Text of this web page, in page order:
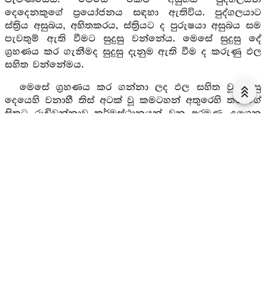
දෙදෙනකුගේ ප්‍රයෝජනය සඳහා ඇතිවිය. පුද්ගලයාට
ස්ත්‍රිය අසුබය, අහිතකරය, ස්ත්‍රියට ද පුරුෂයා අසුබය සම
පැවතුම් ඇති වීමට සුදුසු වන්නේය. මෙසේ සුදුසු දේ
ග්‍රහණය කර ගැනීමද සුදුසු දැනුම ඇති වීම ද කරුණු ඵල
සහිත වන්නේමය.
මෙසේ ග්‍රහණය කර ගන්නා ලද ඵල සහිත වූ සුදුසු
දෙයෙහි වනාහී තිස් අටක් වූ කමටහන් අතුරෙහි තමාගේ
සිතට රුචිවන්නාවූ කර්මස්ථානයන් වන අරමුණු උගෙන